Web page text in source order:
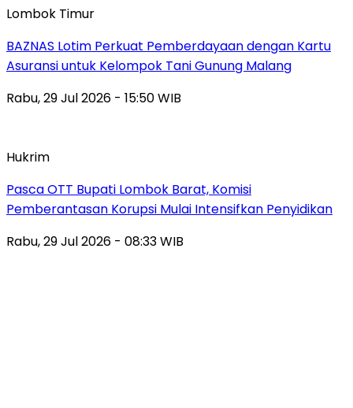
Lombok Timur
BAZNAS Lotim Perkuat Pemberdayaan dengan Kartu
Asuransi untuk Kelompok Tani Gunung Malang
Rabu, 29 Jul 2026 - 15:50 WIB
Hukrim
Pasca OTT Bupati Lombok Barat, Komisi
Pemberantasan Korupsi Mulai Intensifkan Penyidikan
Rabu, 29 Jul 2026 - 08:33 WIB